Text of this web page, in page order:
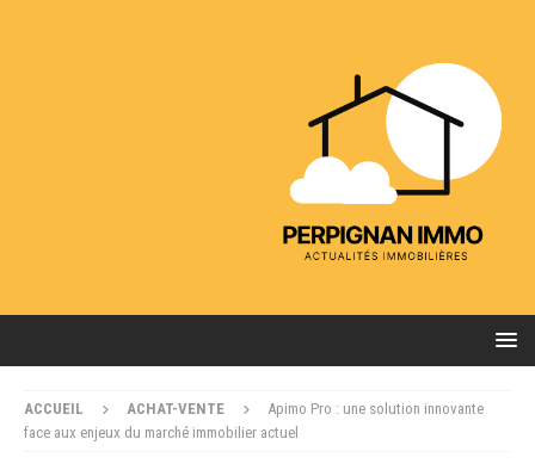
ACCUEIL ACHAT-VENTE
Apimo Pro : une solution innovante
face aux enjeux du marché immobilier actuel